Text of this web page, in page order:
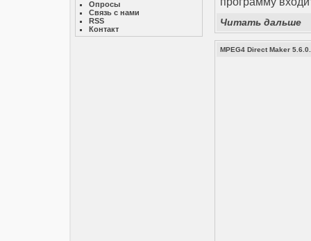
Опросы
Связь с нами
RSS
Контакт
Читать дальше
MPEG4 Direct Maker